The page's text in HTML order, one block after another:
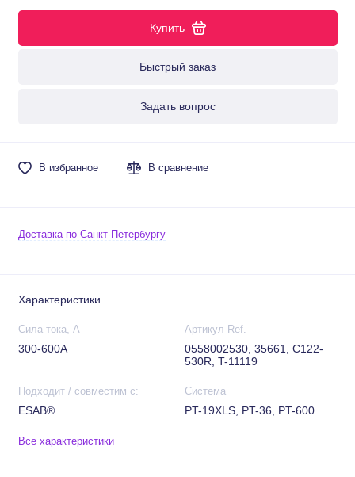
Купить
Быстрый заказ
Задать вопрос
В избранное В сравнение
Доставка по Санкт-Петербургу
Характеристики
Сила тока, А
300-600А
Артикул Ref.
0558002530, 35661, C122-
530R, T-11119
Подходит / совместим с:
ESAB®
Система
PT-19XLS, PT-36, PT-600
Все характеристики